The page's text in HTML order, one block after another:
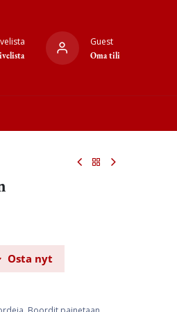
Guest
Oma tili
Osta nyt